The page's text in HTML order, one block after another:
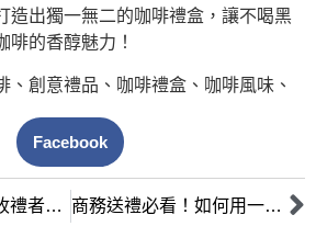
造出獨一無二的咖啡禮盒，讓不喝黑
啡的香醇魅力！
、 創意禮品 、 咖啡禮盒 、 咖啡風味 、
Facebook
送禮學問大：根據收禮者的咖啡習慣，挑選最適合的咖啡禮品 商務送禮必看！如何用一杯咖啡，拉近與客戶的距離？—— 專業商務人士的咖啡禮盒送禮指南